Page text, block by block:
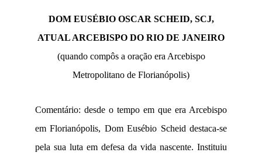
DOM EUSÉBIO OSCAR SCHEID, SCJ,
ATUAL ARCEBISPO DO RIO DE JANEIRO
(quando compôs a oração era Arcebispo
Metropolitano de Florianópolis)
Comentário: desde o tempo em que era Arcebispo
em Florianópolis, Dom Eusébio Scheid destaca-se
pela sua luta em defesa da vida nascente. Instituiu